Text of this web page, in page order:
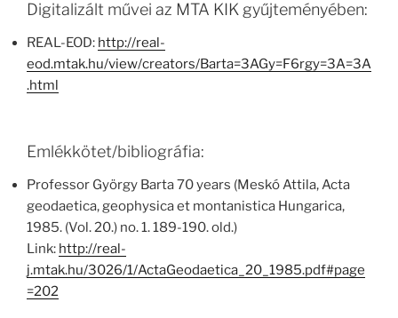
Digitalizált művei az MTA KIK gyűjteményében:
REAL-EOD: http://real-
eod.mtak.hu/view/creators/Barta=3AGy=F6rgy=3A=3A
.html
Emlékkötet/bibliográfia:
Professor György Barta 70 years (Meskó Attila, Acta
geodaetica, geophysica et montanistica Hungarica,
1985. (Vol. 20.) no. 1. 189-190. old.)
Link: http://real-
j.mtak.hu/3026/1/ActaGeodaetica_20_1985.pdf#page
=202